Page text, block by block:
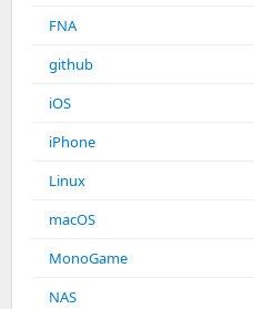
FNA
github
iOS
iPhone
Linux
macOS
MonoGame
NAS